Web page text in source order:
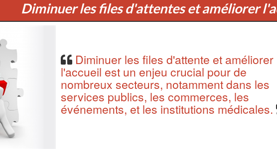
Diminuer les files d'attentes et améliorer
Diminuer les files d'attente et améliorer
l'accueil est un enjeu crucial pour de
nombreux secteurs, notamment dans les
services publics, les commerces, les
événements, et les institutions médicales.